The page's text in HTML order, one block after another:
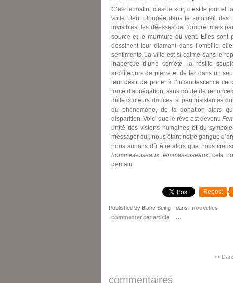
C’est le matin, c’est le soir, c’est le jour
voile bleu, plongée dans le sommeil des
invisibles, les déesses de l’ombre, mais
source et le murmure du vent. Elles sont
dessinent leur diamant dans l’ombilic,
sentiments. La ville est si calme dans le
inaperçue d’une comète, la résille
architecture de pierre et de fer dans un
leur désir de porter à l’incandescence
force d’abnégation, sans doute de
mille couleurs douces, si peu insistantes
du phénomène, de la donation alors
disparition. Voici que le rêve est devenu
unité des visions humaines et du
messager qui, nous ôtant notre gangue
nous aurions dû être alors que nous
hommes-oiseaux,femmes-oiseaux, cela
demain.
Repost
Published by Blanc Seing - dans
nouvelles
commenter cet article
…
<<
commentaires